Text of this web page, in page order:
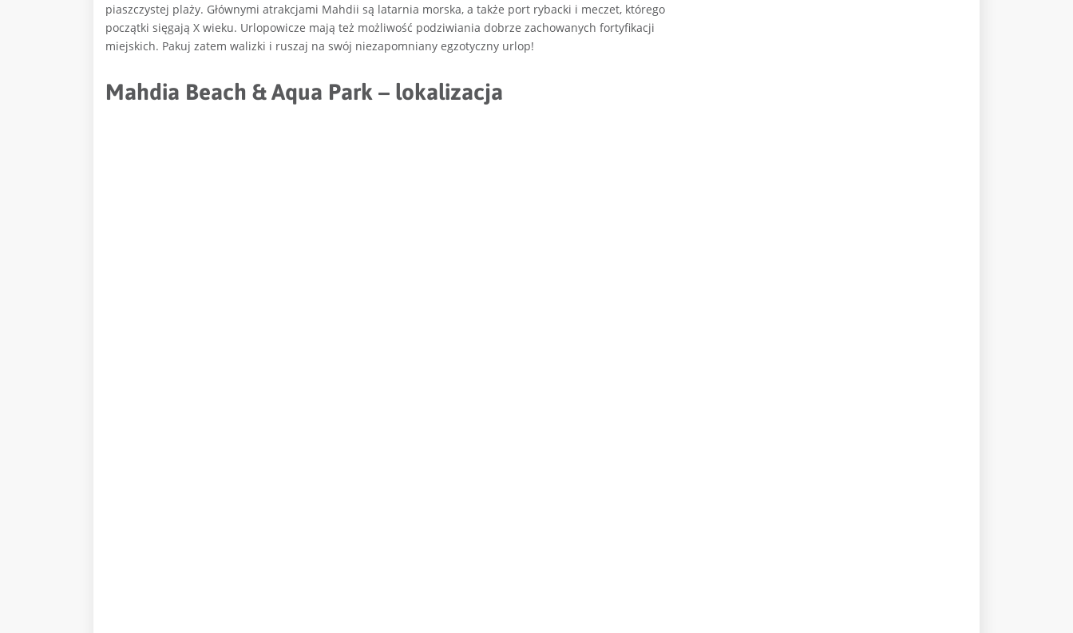
piaszczystej plaży. Głównymi atrakcjami Mahdii są latarnia morska, a także port rybacki i meczet, którego
początki sięgają X wieku. Urlopowicze mają też możliwość podziwiania dobrze zachowanych fortyfikacji
miejskich. Pakuj zatem walizki i ruszaj na swój niezapomniany egzotyczny urlop!
Mahdia Beach & Aqua Park – lokalizacja